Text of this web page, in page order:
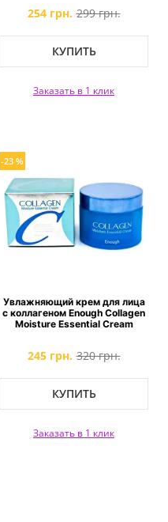
254 грн. 299 грн.
КУПИТЬ
Заказать в 1 клик
-23 %
Увлажняющий крем для лица
с коллагеном Enough Collagen
Moisture Essential Cream
245 грн. 320 грн.
КУПИТЬ
Заказать в 1 клик